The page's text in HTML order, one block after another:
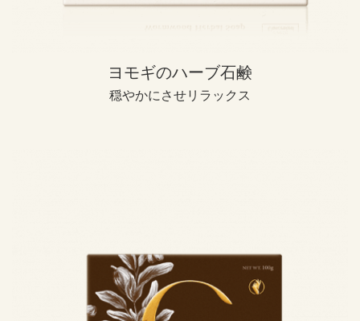
ヨモギのハーブ石鹸
穏やかにさせリラックス